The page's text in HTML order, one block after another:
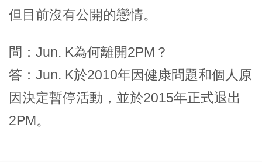
但目前沒有公開的戀情。
問：Jun. K為何離開2PM？
答：Jun. K於2010年因健康問題和個人原
因決定暫停活動，並於2015年正式退出
2PM。